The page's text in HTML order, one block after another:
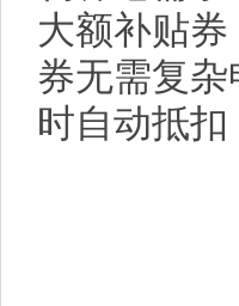
大额补贴
券无需复
时自动抵